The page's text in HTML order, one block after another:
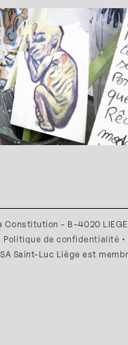
Constitution - B-4020
Politique de confidentialité •
Saint-Luc Liège est